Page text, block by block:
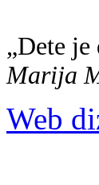
„Dete
Marija
Web